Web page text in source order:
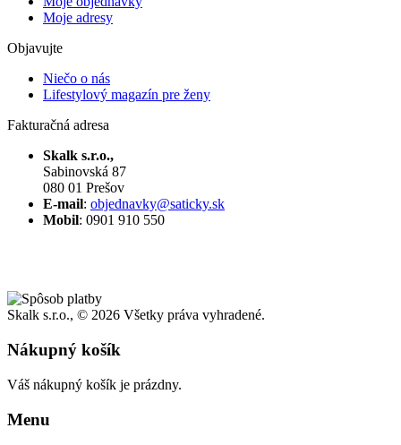
Moje adresy
Objavujte
Niečo o nás
Lifestylový magazín pre ženy
Fakturačná adresa
Skalk s.r.o.,
Sabinovská 87
080 01 Prešov
E-mail: objednavky@saticky.sk
Mobil: 0901 910 550
Skalk s.r.o., © 2026 Všetky práva vyhradené.
Nákupný košík
Váš nákupný košík je prázdny.
Menu